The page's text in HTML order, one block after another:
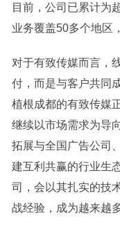
目前，公司已累计为
业务覆盖50多个地区
对于有致传媒而言，
付，而是与客户共同
植根成都的有致传媒
继续以市场需求为导
拓展与全国广告公司
建互利共赢的行业生
司，会以其扎实的技
战经验，成为越来越